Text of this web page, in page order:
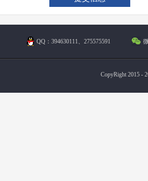
QQ：394630111、275575591
CopyRight 2015 -